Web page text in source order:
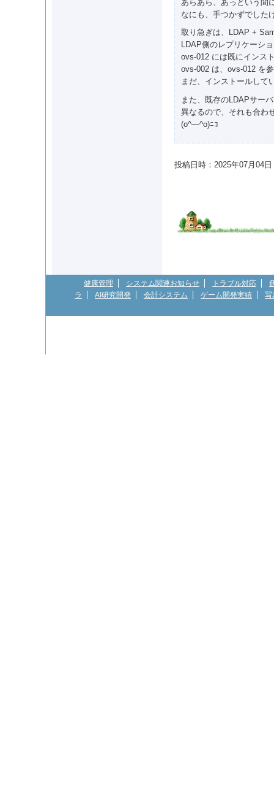
あらあら、あっという間
なにも、手つかずでした
取り急ぎは、LDAP +
LDAP側のレプリケーシ
ovs-012 には既にインス
ovs-002 は、ovs-012 を
まだ、インストールして
また、既存のLDAPサー
異なるので、それも合わ
(o^―^o)ﾆｺ
投稿日時：2025年07月04
健康管理 システム関連お知らせ トラブル対応
ラ
AI研究開発 会計システム ゲーム開発実績 写